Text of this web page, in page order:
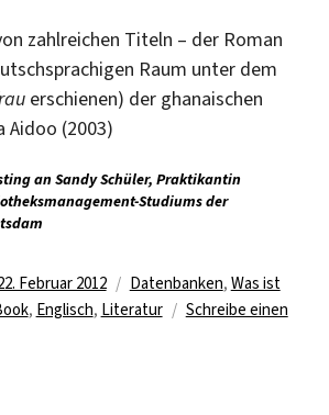
zahlreichen Titeln – der Roman
Raum unter dem
erschienen) der ghanaischen
Aidoo (2003)
an Sandy Schüler, Praktikantin
Studiums der
Februar 2012 Kategorien
Datenbanken, Was ist
, Englisch, Literatur
Schreibe einen